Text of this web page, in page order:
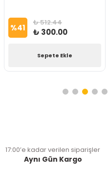
%41 ₺ 512.44
₺ 300.00
Sepete Ekle
17:00’e kadar verilen siparişler
Aynı Gün Kargo